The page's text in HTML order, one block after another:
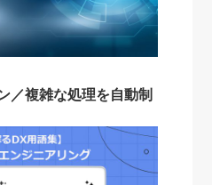
／複雑な処理を自動制